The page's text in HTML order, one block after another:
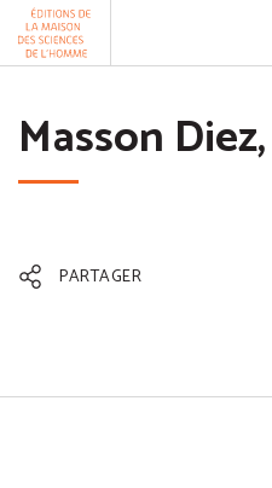
Aller au contenu
Masson
PARTAGER
Panneau de gestion des cookies